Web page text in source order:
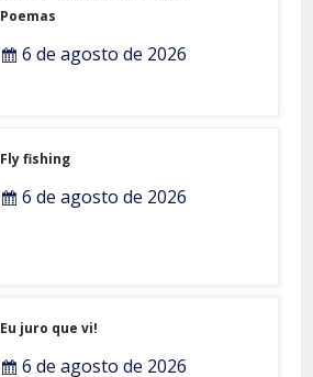
Poemas
6 de agosto de 2026
Fly fishing
6 de agosto de 2026
Eu juro que vi!
6 de agosto de 2026